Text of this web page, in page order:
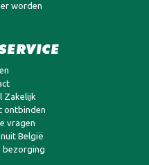
worden
Zakelijk
ontbinden
vragen
België
bezorging